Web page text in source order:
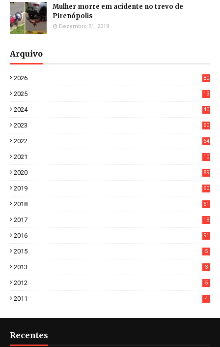
Mulher morre em acidente no trevo de
Pirenópolis
Dezembro 31, 2019
Arquivo
2026
80
2025
13
2024
40
2023
60
2022
64
2021
10
2020
89
2019
90
2018
51
2017
18
2016 91
2015 5
2013 3
2012 5
2011 4
Recentes